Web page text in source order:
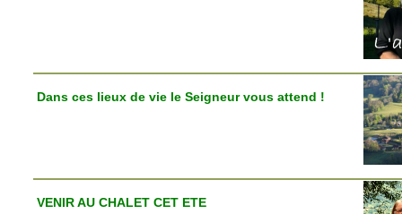
Dans ces lieux de vie le Seigneur vous attend !
VENIR AU CHALET CET ETE